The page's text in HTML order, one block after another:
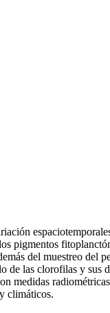
pigmentos
del muestreo del
de las clorofilas y sus
medidas
climáticos.